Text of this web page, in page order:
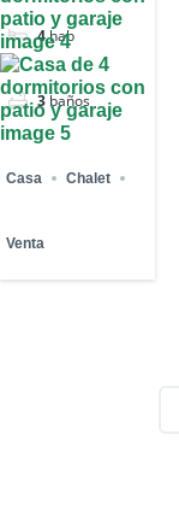
4hab
3baños
Casa Chalet
Venta